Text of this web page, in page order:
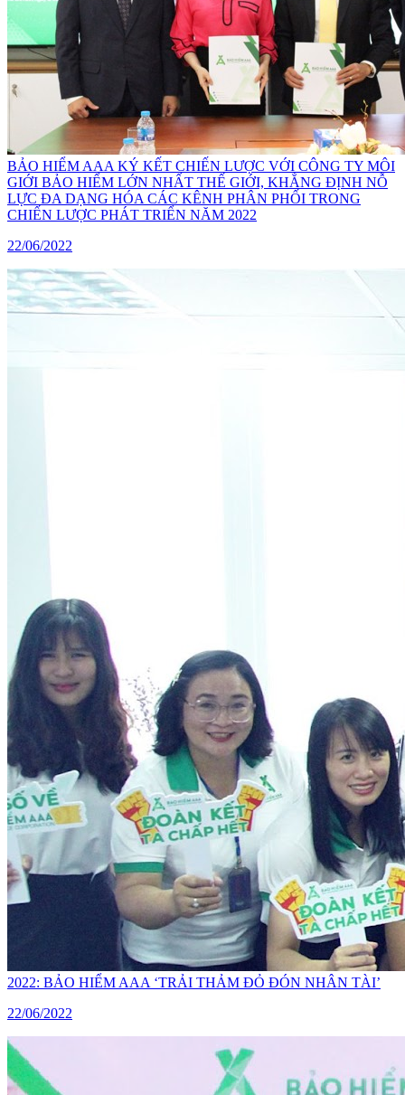
BẢO HIỂM AAA KÝ KẾT CHIẾN LƯỢC VỚI CÔNG TY MÔI
GIỚI BẢO HIỂM LỚN NHẤT THẾ GIỚI, KHẲNG ĐỊNH NỖ
LỰC ĐA DẠNG HÓA CÁC KÊNH PHÂN PHỐI TRONG
CHIẾN LƯỢC PHÁT TRIỂN NĂM 2022
22/06/2022
2022: BẢO HIỂM AAA ‘TRẢI THẢM ĐỎ ĐÓN NHÂN TÀI’
22/06/2022